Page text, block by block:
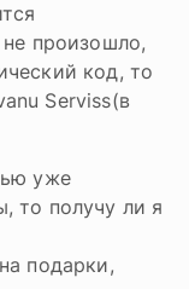
произошло,
код, то
Serviss(в
уже
то получу ли я
подарки,